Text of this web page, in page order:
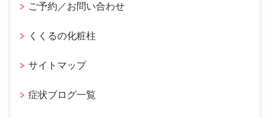
ご予約／お問い合わせ
くくるの化粧柱
サイトマップ
症状ブログ一覧